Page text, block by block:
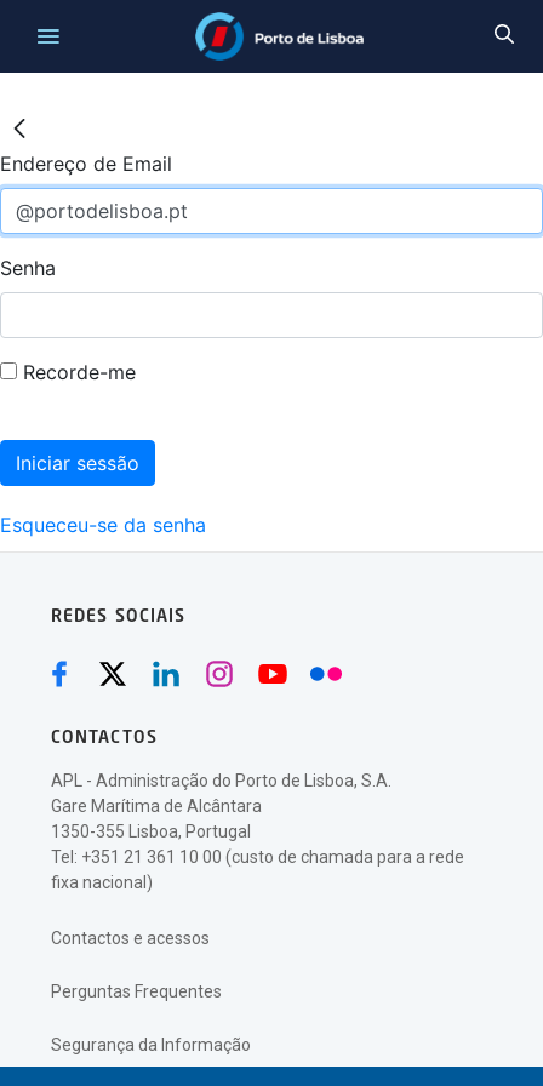
Endereço de Email
Senha
Recorde-me
Iniciar sessão
Esqueceu-se da senha
REDES SOCIAIS
CONTACTOS
APL - Administração do Porto de Lisboa, S.A.
Gare Marítima de Alcântara
1350-355 Lisboa, Portugal
Tel: +351 21 361 10 00 (custo de chamada para a rede
fixa nacional)
Contactos e acessos
Perguntas Frequentes
Segurança da Informação